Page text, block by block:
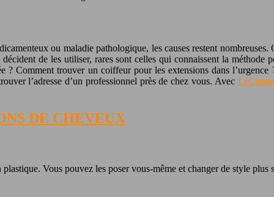
ou maladie pathologique, les causes restent
de les utiliser, rares sont celles qui connaissent la méthode
? Comment trouver un coiffeur pour les extensions dans
l’adresse d’un professionnel près de chez vous. Avec LeCiseau
DE CHEVEUX
Vous pouvez les poser vous-même et changer de style plus